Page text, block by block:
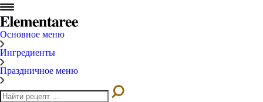
Основное меню
Ингредиенты
Праздничное меню